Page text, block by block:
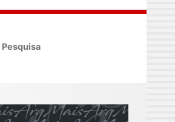
Pesquisa